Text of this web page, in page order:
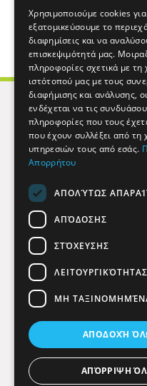
Χρησιμοποιούμε cookies
εξατομικεύσουμε το
διαφημίσεις και να
επισκεψιμότητά μας.
πληροφορίες σχετικά με τη
ιστότοπού μας με τους
διαφήμισης και ανάλυσης,
ενδέχεται να τις
πληροφορίες που τους
που έχουν συλλέξει από τη
υπηρεσιών τους από εσάς.
Απορρήτου
ΑΠΟΛΎΤΩΣ
ΑΠΌΔΟΣΗΣ
ΣΤΌΧΕΥΣΗΣ
ΛΕΙΤΟΥΡΓΙΚΌΤΗΤΑΣ
ΜΗ
ΑΠΟΔΟΧΉ
ΑΠΌΡΡΙΨΗ